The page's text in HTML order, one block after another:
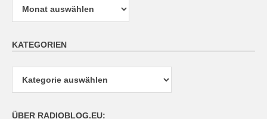
KATEGORIEN
ÜBER RADIOBLOG.EU: